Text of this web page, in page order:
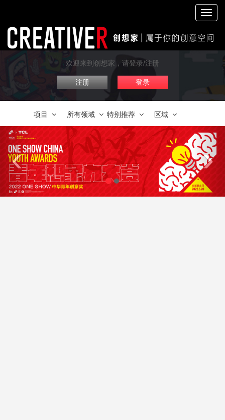
切
换
航
欢迎来到创想家，请登录/注册
注册 登录
项目 所有领域 特别推荐 区域
‹ ›